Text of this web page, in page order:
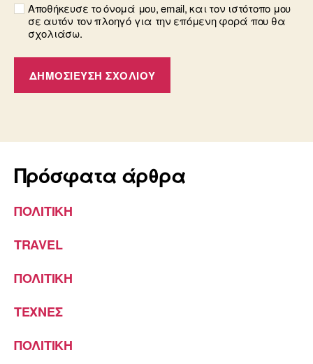
Αποθήκευσε το όνομά μου, email, και τον ιστότοπο μου
σε αυτόν τον πλοηγό για την επόμενη φορά που θα
σχολιάσω.
Πρόσφατα άρθρα
ΠΟΛΙΤΙΚΗ
TRAVEL
ΠΟΛΙΤΙΚΗ
ΤΕΧΝΕΣ
ΠΟΛΙΤΙΚΗ